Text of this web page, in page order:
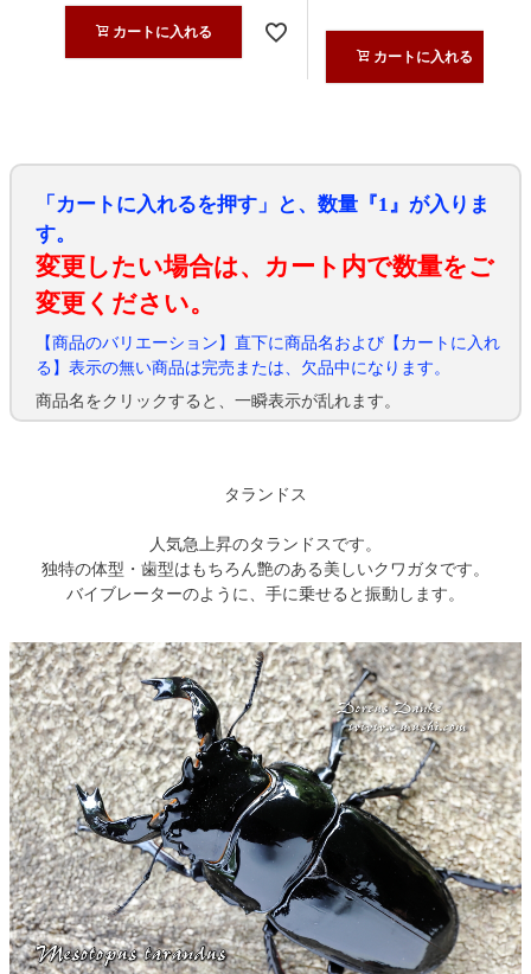
カートに入れる
カートに入れる
「カートに入れるを押す」と、数量『1』が入りま
す。
変更したい場合は、カート内で数量をご
変更ください。
【商品のバリエーション】直下に商品名および【カートに入れ
る】表示の無い商品は完売または、欠品中になります。
商品名をクリックすると、一瞬表示が乱れます。
タランドス
人気急上昇のタランドスです。
独特の体型・歯型はもちろん艶のある美しいクワガタです。
バイブレーターのように、手に乗せると振動します。